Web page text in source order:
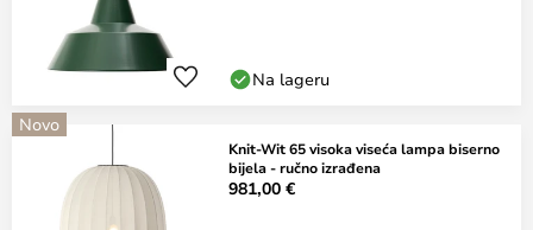
Na lageru
Novo
Knit-Wit 65 visoka viseća lampa biserno
bijela - ručno izrađena
981,00 €